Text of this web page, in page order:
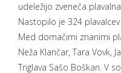
udeležijo zveneča
Nastopilo je 324
Med domačimi znanimi
Neža Klančar, Tara Vovk,
Triglava Sašo Boškan. V